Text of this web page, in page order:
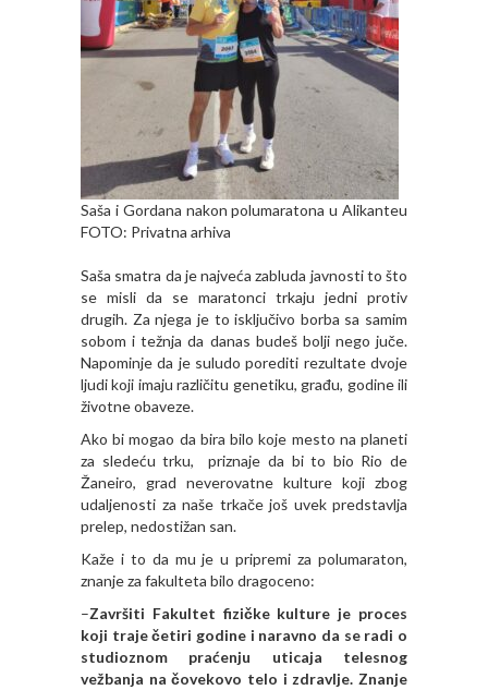
Saša i Gordana nakon polumaratona u Alikanteu
FOTO: Privatna arhiva
Saša smatra da je najveća zabluda javnosti to što
se misli da se maratonci trkaju jedni protiv
drugih. Za njega je to isključivo borba sa samim
sobom i težnja da danas budeš bolji nego juče.
Napominje da je suludo porediti rezultate dvoje
ljudi koji imaju različitu genetiku, građu, godine ili
životne obaveze.
Ako bi mogao da bira bilo koje mesto na planeti
za sledeću trku, priznaje da bi to bio Rio de
Žaneiro, grad neverovatne kulture koji zbog
udaljenosti za naše trkače još uvek predstavlja
prelep, nedostižan san.
Kaže i to da mu je u pripremi za polumaraton,
znanje za fakulteta bilo dragoceno:
–Završiti Fakultet fizičke kulture je proces
koji traje četiri godine i naravno da se radi o
studioznom praćenju uticaja telesnog
vežbanja na čovekovo telo i zdravlje. Znanje